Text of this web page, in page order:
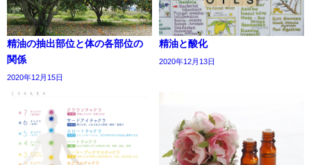
精油の抽出部位と体の各部位の
関係
2020年12月15日
精油と酸化
2020年12月13日